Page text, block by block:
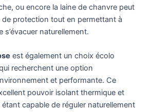
ou encore la laine de chanvre peut
de protection tout en permettant à
s’évacuer naturellement.
est également un choix écolo
recherchent une option
et performante. Ce
pouvoir isolant thermique et
capable de réguler naturellement